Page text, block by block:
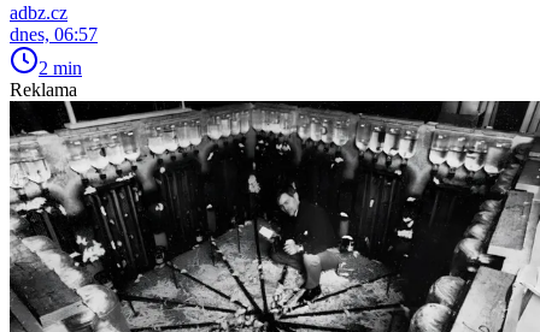
adbz.cz
dnes, 06:57
2 min
Reklama